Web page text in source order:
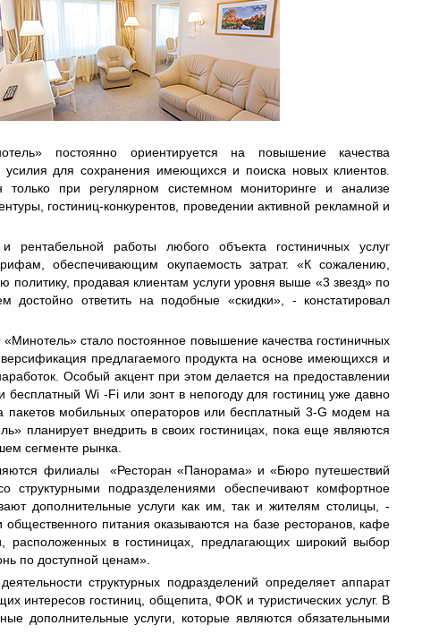
постоянно ориентируется на повышение качества
для сохранения имеющихся и поиска новых клиентов.
при регулярном системном мониторинге и анализе
гостиниц-конкурентов, проведении активной рекламной и
работы любого объекта гостиничных услуг
обеспечивающим окупаемость затрат. «К сожалению,
политику, продавая клиентам услуги уровня выше «3 звезд» по
ответить на подобные «скидки», - констатировал
стало постоянное повышение качества гостиничных
предлагаемого продукта на основе имеющихся и
Особый акцент при этом делается на предоставлении
бесплатный Wi -Fi или зонт в непогоду для гостиниц уже давно
мобильных операторов или бесплатный 3-G модем на
планирует внедрить в своих гостиницах, пока еще являются
сегменте рынка.
филиалы «Ресторан «Панорама» и «Бюро путешествий
структурными подразделениями обеспечивают комфортное
дополнительные услуги как им, так и жителям столицы, -
общественного питания оказываются на базе ресторанов, кафе
расположенных в гостиницах, предлагающих широкий выбор
по доступной ценам».
структурных подразделений определяет аппарат
интересов гостиниц, общепита, ФОК и туристических услуг. В
дополнительные услуги, которые являются обязательными